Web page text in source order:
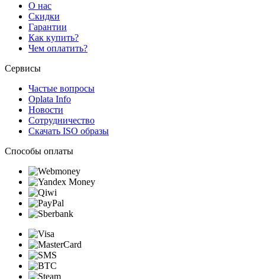
О нас
Скидки
Гарантии
Как купить?
Чем оплатить?
Сервисы
Частые вопросы
Oplata Info
Новости
Сотрудничество
Скачать ISO образы
Способы оплаты